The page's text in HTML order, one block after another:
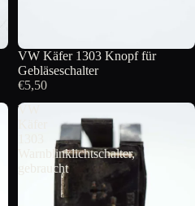
VW Käfer 1303 Knopf für
Gebläseschalter
€5,50
VW
Warnblinklichtschalter,
gebraucht